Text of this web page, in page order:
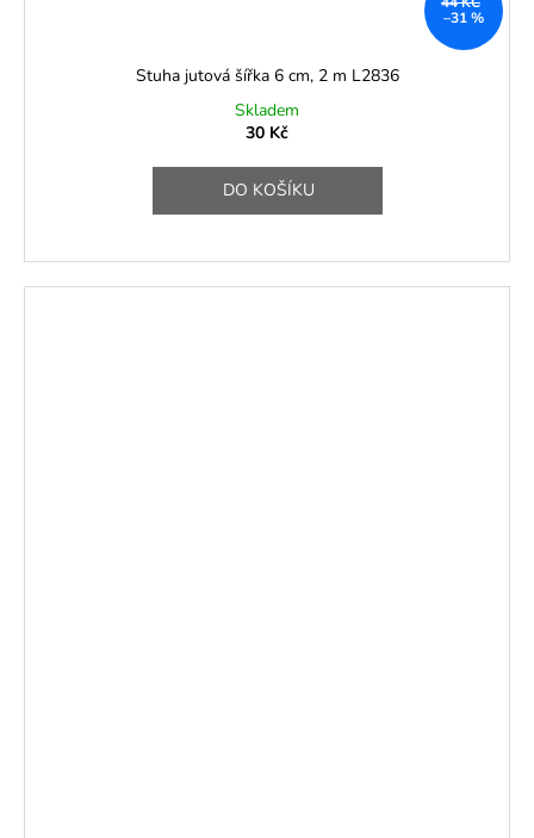
–31 %
Stuha jutová šířka 6 cm, 2 m L2836
Skladem
30 Kč
DO KOŠÍKU